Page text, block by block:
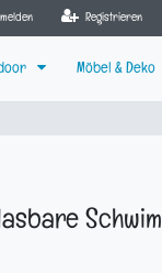
Registrieren
Möbel & Deko